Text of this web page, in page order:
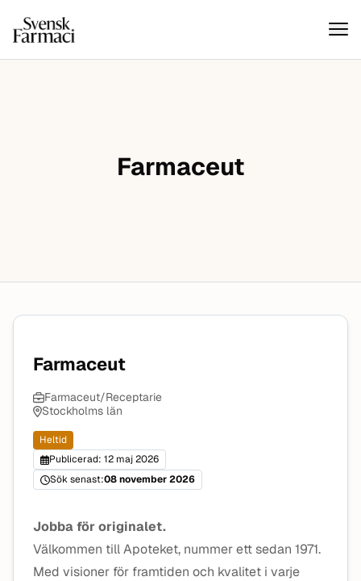
Hoppa till innehåll
Svensk farmaci
Farmaceut
Farmaceut
Farmaceut/Receptarie
Stockholms län
Heltid
Publicerad: 12 maj 2026
Sök senast:08 november 2026
Jobba för originalet.
Välkommen till Apoteket, nummer ett sedan 1971.
Med visioner för framtiden och kvalitet i varje